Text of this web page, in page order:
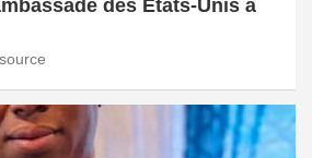
des États-Unis à